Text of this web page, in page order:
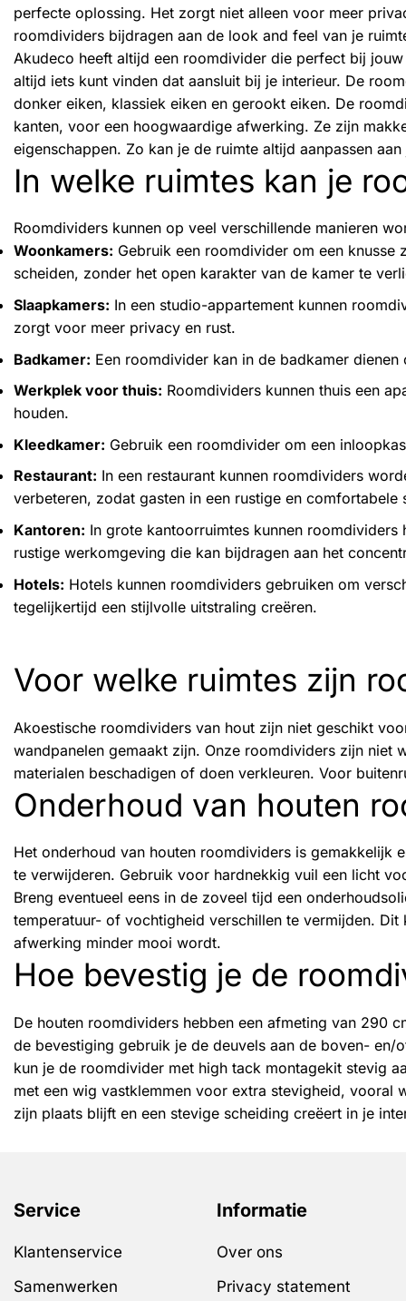
perfecte oplossing. Het zorgt niet alleen voor meer
roomdividers bijdragen aan de look and feel van je
Akudeco heeft altijd een roomdivider die perfect bij
altijd iets kunt vinden dat aansluit bij je interieur. De
donker eiken, klassiek eiken en gerookt eiken. De
kanten, voor een hoogwaardige afwerking. Ze zijn
eigenschappen. Zo kan je de ruimte altijd aanpassen aan
In welke ruimtes kan je
Roomdividers kunnen op veel verschillende manieren
Woonkamers: Gebruik een roomdivider om een
scheiden, zonder het open karakter van de kamer te
Slaapkamers: In een studio-appartement kunnen
zorgt voor meer privacy en rust.
Badkamer: Een roomdivider kan in de badkamer
Werkplek voor thuis: Roomdividers kunnen thuis een
houden.
Kleedkamer: Gebruik een roomdivider om een
Restaurant: In een restaurant kunnen roomdividers
verbeteren, zodat gasten in een rustige en comfortabele
Kantoren: In grote kantoorruimtes kunnen
rustige werkomgeving die kan bijdragen aan het
Hotels: Hotels kunnen roomdividers gebruiken om
tegelijkertijd een stijlvolle uitstraling creëren.
Voor welke ruimtes zijn
Akoestische roomdividers van hout zijn niet geschikt
wandpanelen gemaakt zijn. Onze roomdividers zijn niet
materialen beschadigen of doen verkleuren. Voor
Onderhoud van houten
Het onderhoud van houten roomdividers is gemakkelijk
te verwijderen. Gebruik voor hardnekkig vuil een licht
Breng eventueel eens in de zoveel tijd een
temperatuur- of vochtigheid verschillen te vermijden.
afwerking minder mooi wordt.
Hoe bevestig je de
De houten roomdividers hebben een afmeting van 290
de bevestiging gebruik je de deuvels aan de boven-
kun je de roomdivider met high tack montagekit stevig
met een wig vastklemmen voor extra stevigheid,
zijn plaats blijft en een stevige scheiding creëert in je
Service
Klantenservice
Samenwerken
Informatie
Over ons
Privacy statement